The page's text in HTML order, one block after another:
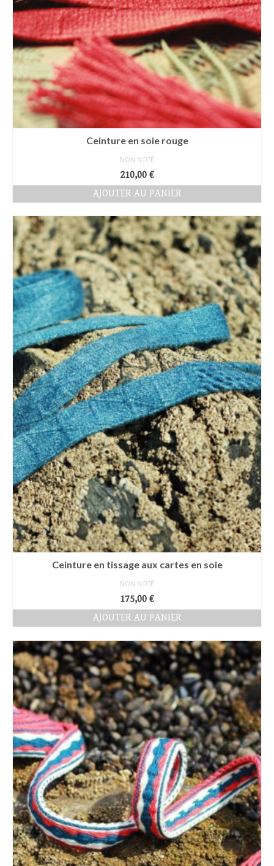
Ceinture en soie rouge
NON NOTÉ
210,00 €
AJOUTER AU PANIER
Ceinture en tissage aux cartes en soie
NON NOTÉ
175,00 €
AJOUTER AU PANIER